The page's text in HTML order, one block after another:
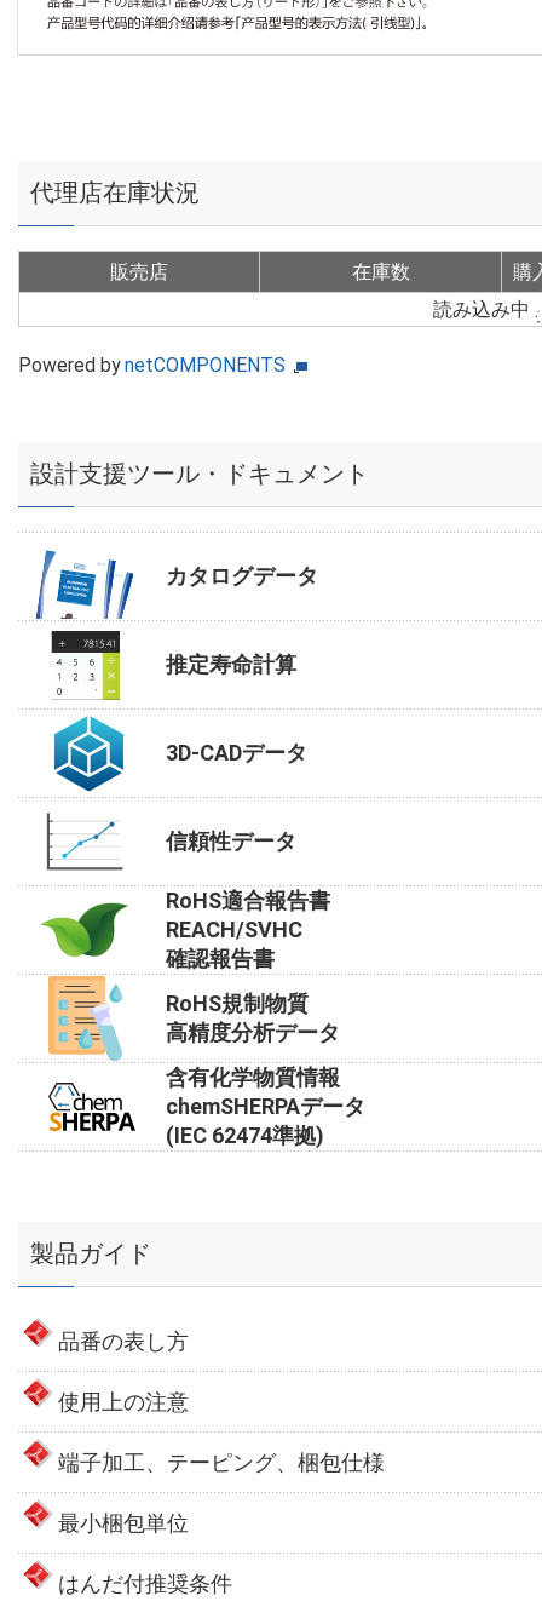
代理店在庫状況
販売店 在庫数
購
読み込み中
Powered bynetCOMPONENTS
設計支援ツール・ドキュメント
カタログデータ
推定寿命計算
3D-CADデータ
信頼性データ
RoHS適合報告書
REACH/SVHC
確認報告書
RoHS規制物質
高精度分析データ
含有化学物質情報
chemSHERPAデータ
(IEC 62474準拠)
製品ガイド
品番の表し方
使用上の注意
端子加工、テーピング、梱包仕様
最小梱包単位
はんだ付推奨条件